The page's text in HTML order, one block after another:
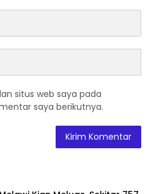
situs web saya pada
saya berikutnya.